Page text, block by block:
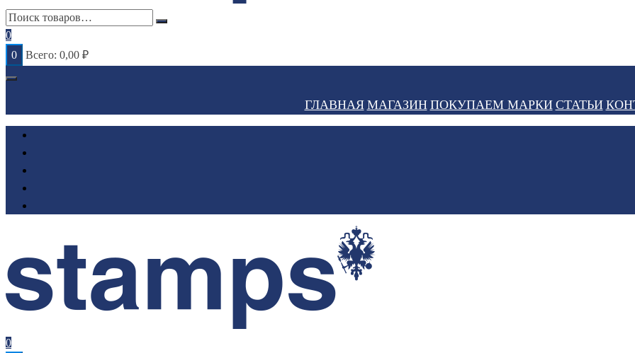
0
0
Всего: 0,00 ₽
ГЛАВНАЯ МАГАЗИН ПОКУПАЕМ МАРКИ СТАТЬИ
0